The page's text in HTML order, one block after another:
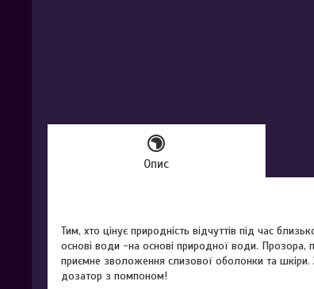
Опис
Тим, хто цінує природність відчуттів під час
основі води -на основі природної води. Прозора,
приємне зволоження слизової оболонки та шкіри.
дозатор з помпоном!